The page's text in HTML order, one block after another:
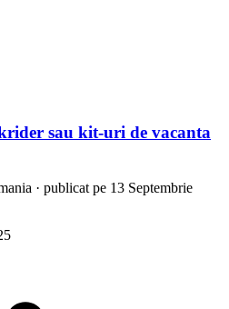
sau kit-uri de vacanta
· publicat pe 13 Septembrie